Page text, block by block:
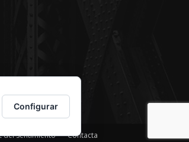
del sentimiento Contacta
Configurar